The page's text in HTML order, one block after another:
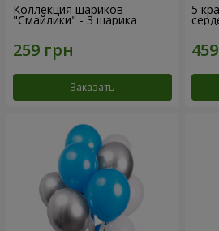
Коллекция шариков
"Смайлики" - 3 шарика
Заказать
5